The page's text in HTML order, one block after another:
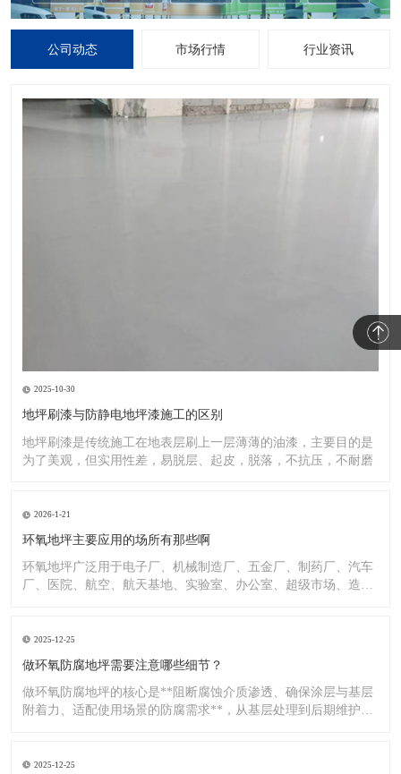
公司动态 市场行情 行业资讯
2025-10-30
地坪刷漆与防静电地坪漆施工的区别
地坪刷漆是传统施工在地表层刷上一层薄薄的油漆，主要目的是
为了美观，但实用性差，易脱层、起皮，脱落，不抗压，不耐磨
2026-1-21
环氧地坪主要应用的场所有那些啊
环氧地坪广泛用于电子厂、机械制造厂、五金厂、制药厂、汽车
厂、医院、航空、航天基地、实验室、办公室、超级市场、造纸
2025-12-25
做环氧防腐地坪需要注意哪些细节？
做环氧防腐地坪的核心是**阻断腐蚀介质渗透、确保涂层与基层
附着力、适配使用场景的防腐需求**，从基层处理到后期维护，
2025-12-25